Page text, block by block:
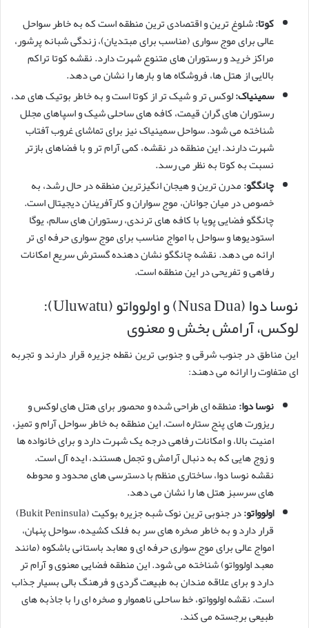
کوتا:شلوغ ترین و اقتصادی ترین منطقه است که به خاطر سواحل
عالی برای موج سواری (مناسب برای مبتدیان)، زندگی شبانه پرشور،
مراکز خرید و رستوران های متنوع شهرت دارد. نقشه کوتا تراکم
بالایی از هتل ها، فروشگاه ها و بارها را نشان می دهد.
سمینیاک:لوکس تر و شیک تر از کوتا است و به خاطر بوتیک های مد،
رستوران های گران قیمت، کافه های ساحلی شیک و اسپاهای مجلل
شناخته می شود. سواحل سمینیاک نیز برای تماشای غروب آفتاب
شهرت دارند. این منطقه در نقشه، کمی آرام تر و با فضاهای بازتر
نسبت به کوتا به نظر می رسد.
چانگگو:مدرن ترین و هیجان انگیزترین منطقه در حال رشد، به
خصوص در میان جوانان، موج سواران و کارآفرینان دیجیتال است.
چانگگو فضایی پویا با کافه های ترندی، رستوران های سالم، یوگا
استودیوها و سواحل با امواج مناسب برای موج سواری حرفه ای تر
ارائه می دهد. نقشه چانگگو نشان دهنده گسترش سریع امکانات
رفاهی و تفریحی در این منطقه است.
نوسا دوا (Nusa Dua) و اولوواتو (Uluwatu):
لوکس، آرامش بخش و معنوی
این مناطق در جنوب شرقی و جنوبی ترین نقطه جزیره قرار دارند و تجربه
ای متفاوت را ارائه می دهند:
نوسا دوا:منطقه ای طراحی شده و محصور برای هتل های لوکس و
ریزورت های پنج ستاره است. این منطقه به خاطر سواحل آرام و تمیز،
امنیت بالا، و امکانات رفاهی درجه یک شهرت دارد و برای خانواده ها
و زوج هایی که به دنبال آرامش و تجمل هستند، ایده آل است.
نقشه نوسا دوا، ساختاری منظم با دسترسی های محدود و محوطه
های سرسبز هتل ها را نشان می دهد.
اولوواتو:
در جنوبی ترین نوک شبه جزیره بوکیت (Bukit Peninsula)
قرار دارد و به خاطر صخره های سر به فلک کشیده، سواحل پنهان،
امواج عالی برای موج سواری حرفه ای و معابد باستانی باشکوه (مانند
معبد اولوواتو) شناخته می شود. این منطقه فضایی معنوی و آرام تر
دارد و برای علاقه مندان به طبیعت گردی و فرهنگ بالی بسیار جذاب
است. نقشه اولوواتو، خط ساحلی ناهموار و صخره ای را با جاذبه های
طبیعی برجسته می کند.